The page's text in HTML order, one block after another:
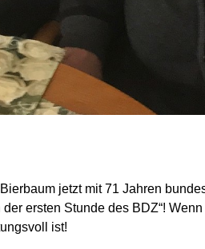
jetzt mit 71 Jahren
ersten Stunde des BDZ“!
ist!